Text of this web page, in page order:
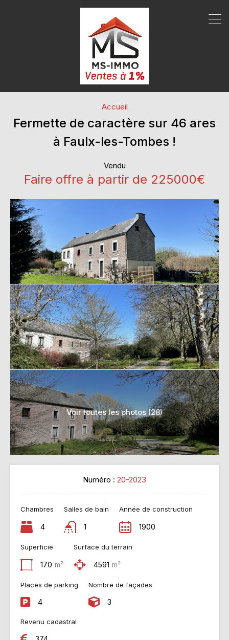
Accueil
Fermette de caractère sur 46 ares
à Faulx-les-Tombes !
Vendu
Faire offre à partir de 225000€
Voir toutes les photos (28)
Numéro : 20-2023
Chambres
4
Salles de bain
1
Année de construction
1900
Superficie
170 m²
Surface du terrain
4591 m²
Places de parking
4
Nombre de façades
3
Revenu cadastral